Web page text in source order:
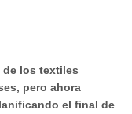
los textiles
pero ahora
el final de